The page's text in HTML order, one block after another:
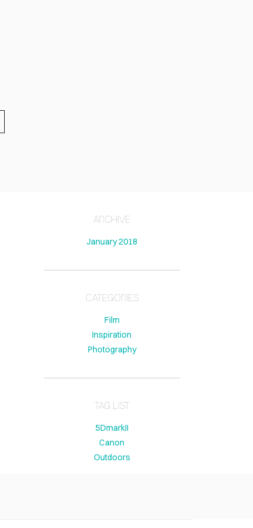
ARCHIVE
January 2018
CATEGORIES
Film
Inspiration
Photography
TAG LIST
5DmarkII
Canon
Outdoors